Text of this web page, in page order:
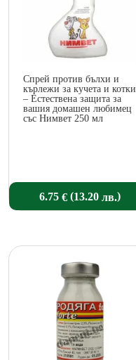
Спрей против бълхи и
кърлежи за кучета и котки
– Естествена защита за
вашия домашен любимец
със Нимвет 250 мл
6.75 € (13.20 лв.)